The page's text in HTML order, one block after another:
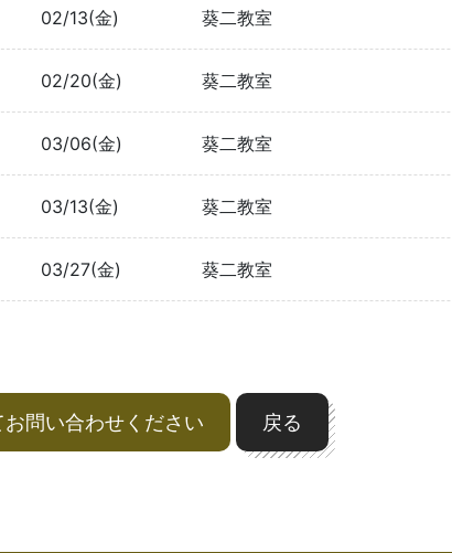
02/13(金) 葵二教室
02/20(金) 葵二教室
03/06(金) 葵二教室
03/13(金) 葵二教室
03/27(金) 葵二教室
問い合わせください 戻る